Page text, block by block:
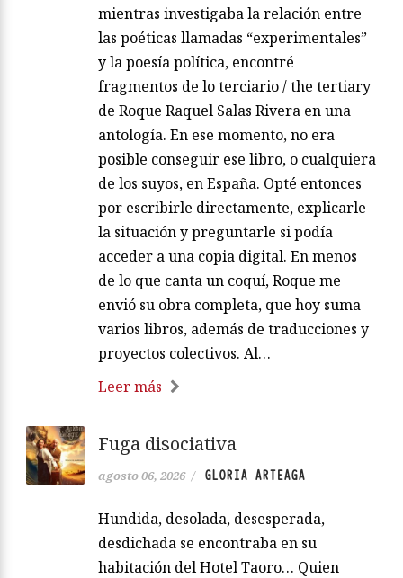
mientras investigaba la relación entre
las poéticas llamadas “experimentales”
y la poesía política, encontré
fragmentos de lo terciario / the tertiary
de Roque Raquel Salas Rivera en una
antología. En ese momento, no era
posible conseguir ese libro, o cualquiera
de los suyos, en España. Opté entonces
por escribirle directamente, explicarle
la situación y preguntarle si podía
acceder a una copia digital. En menos
de lo que canta un coquí, Roque me
envió su obra completa, que hoy suma
varios libros, además de traducciones y
proyectos colectivos. Al…
Leer más
Fuga disociativa
agosto 06, 2026 / GLORIA ARTEAGA
Hundida, desolada, desesperada,
desdichada se encontraba en su
habitación del Hotel Taoro… Quien